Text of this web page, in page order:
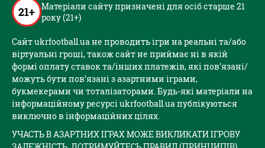
21+ Матеріали сайту призначені для осіб старше 21
року (21+)
Сайт ukrfootball.ua не проводить ігри на реальні та/або
віртуальні гроші, також сайт не приймає ні в якій
формі оплату ставок та/інших платежів, які пов’язані/
можуть бути пов’язані з азартними іграми,
букмекерами чи тоталізаторами. Будь-які матеріали на
інформаційному ресурсі ukrfootball.ua публікуються
виключно в інформаційних цілях.
УЧАСТЬ В АЗАРТНИХ ІГРАХ МОЖЕ ВИКЛИКАТИ ІГРОВУ